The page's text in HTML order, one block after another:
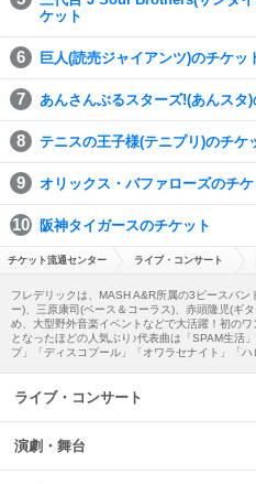
ケット
巨人(読売ジャイアンツ)のチケッ
あんさんぶるスターズ!(あんスタ)
テニスの王子様(テニプリ)のチケ
オリックス・バファローズのチケ
阪神タイガースのチケット
チケット流通センター ライブ・コンサート
フレデリックは、MASH A&R所属の3ピースバ
ー)、三原康司(ベース＆コーラス)、赤頭隆児(ギ
め、大型野外音楽イベントなどで大活躍！初の
となったほどの人気ぶり♪代表曲は「SPAM生活
プ」「ディスコプール」「オワラセナイト」「
ライブ・コンサート
演劇・舞台